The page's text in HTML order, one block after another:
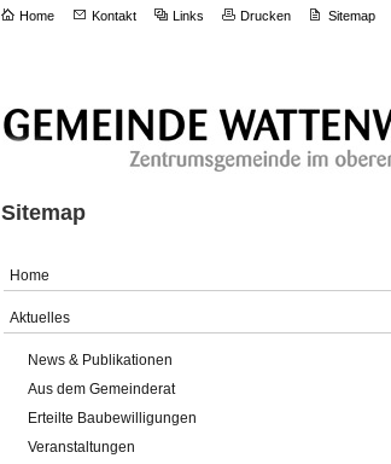
Home Kontakt Links Drucken Sitemap
Sitemap
Home
Aktuelles
News & Publikationen
Aus dem Gemeinderat
Erteilte Baubewilligungen
Veranstaltungen